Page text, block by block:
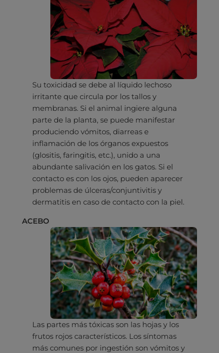
Su toxicidad se debe al líquido lechoso
irritante que circula por los tallos y
membranas. Si el animal ingiere alguna
parte de la planta, se puede manifestar
produciendo vómitos, diarreas e
inflamación de los órganos expuestos
(glositis, faringitis, etc.), unido a una
abundante salivación en los gatos. Si el
contacto es con los ojos, pueden aparecer
problemas de úlceras/conjuntivitis y
dermatitis en caso de contacto con la piel.
ACEBO
Las partes más tóxicas son las hojas y los
frutos rojos característicos. Los síntomas
más comunes por ingestión son vómitos y